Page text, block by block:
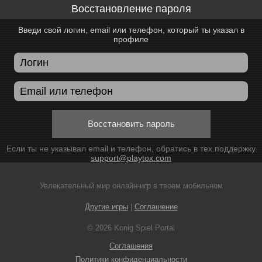
Восстановление пароля
Введи свой логин, email или телефон, который ты указал в
профиле
Восстановить пароль
Если ты не указывал email и телефон, обратись в тех.поддержку
support@playtox.com
Увлекательный мир онлайн-игр в твоем мобильном
Другие игры| Соглашение
© 2026 Konig Spiel Portal
Соглашения
Политики конфиденциальности